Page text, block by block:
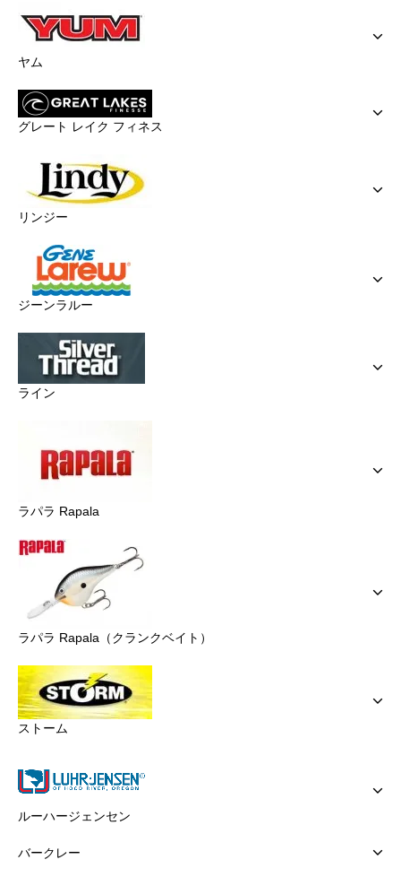
ヤム
グレート レイク フィネス
リンジー
ジーンラルー
ライン
ラパラ Rapala
ラパラ Rapala（クランクベイト）
ストーム
ルーハージェンセン
バークレー